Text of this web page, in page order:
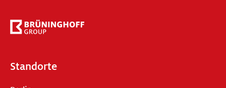
Standorte